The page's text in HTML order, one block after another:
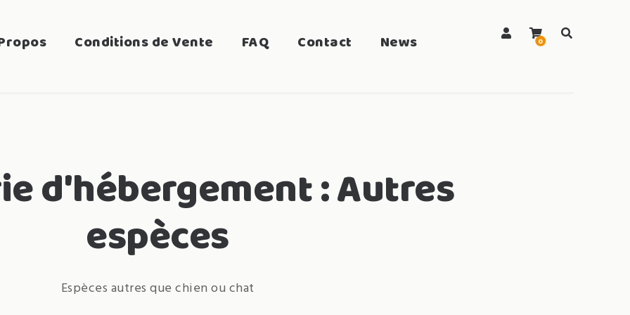
0
search
Conditions de Vente FAQ Contact News
d'hébergement :Autres
espèces
Espèces autres que chien ou chat